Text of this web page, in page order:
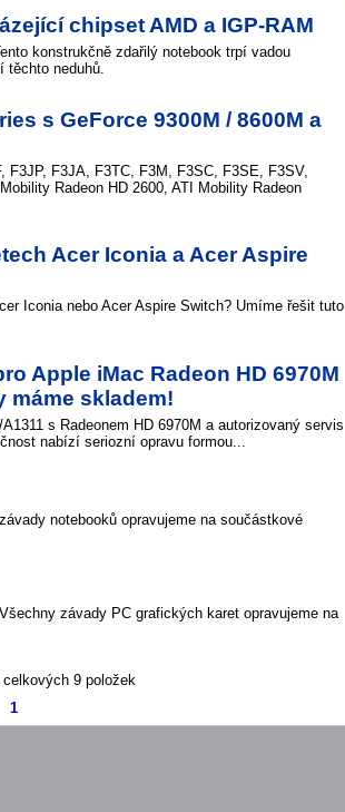
chipset AMD a IGP-RAM
konstrukčně zdařilý notebook trpí vadou
neduhů.
s GeForce 9300M / 8600M a
F3JA, F3TC, F3M, F3SC, F3SE, F3SV,
Radeon HD 2600, ATI Mobility Radeon
Acer Iconia a Acer Aspire
Iconia nebo Acer Aspire Switch? Umíme řešit tuto
Apple iMac Radeon HD 6970M
máme skladem!
s Radeonem HD 6970M a autorizovaný servis
nabízí seriozní opravu formou...
notebooků opravujeme na součástkové
závady PC grafických karet opravujeme na
celkových 9 položek
1